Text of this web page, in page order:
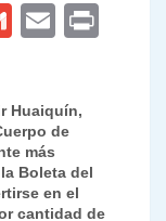
G
l
E
l
Huaiquín,
de
más
Boleta del
en el
cantidad de